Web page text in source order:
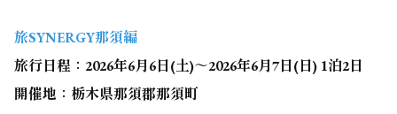
旅SYNERGY那須編
旅行日程：2026年6月6日(土)～2026年6月7日(日) 1泊2日
開催地：栃木県那須郡那須町